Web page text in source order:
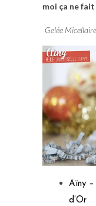
moi ça ne
Gelée
Aïny –
d’Or